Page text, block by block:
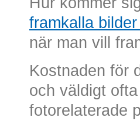
framkalla
när man vill
Kostnaden för
och väldigt
fotorelaterade